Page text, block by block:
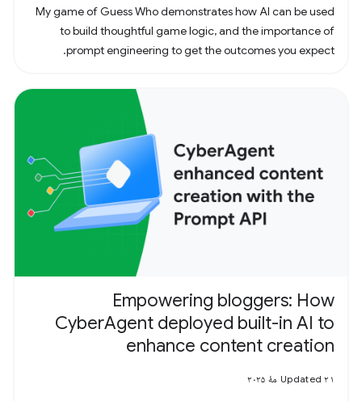
My game of Guess Who demonstrates how AI can be used
to build thoughtful game logic, and the importance of
prompt engineering to get the outcomes you expect.
Empowering bloggers: How
CyberAgent deployed built-in AI to
enhance content creation
Updated ۲۱ مهٔ ۲۰۲۵